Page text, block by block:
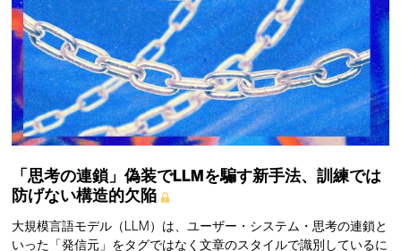
「思考の連鎖」偽装でLLMを騙す新手法、訓練では
防げない構造的欠陥
大規模言語モデル（LLM）は、ユーザー・システム・思考の連鎖と
いった「発信元」をタグではなく文章のスタイルで識別しているに